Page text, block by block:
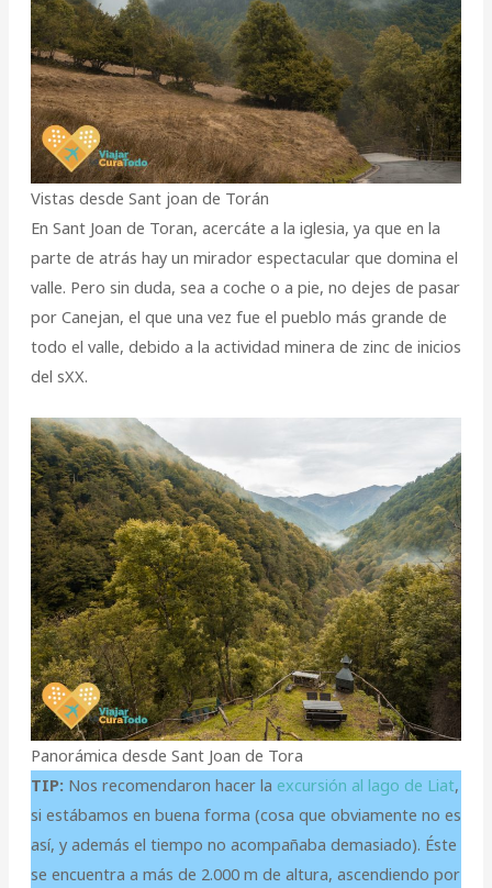
Vistas desde Sant joan de Torán
En Sant Joan de Toran, acercáte a la iglesia, ya que en la
parte de atrás hay un mirador espectacular que domina el
valle. Pero sin duda, sea a coche o a pie, no dejes de pasar
por Canejan, el que una vez fue el pueblo más grande de
todo el valle, debido a la actividad minera de zinc de inicios
del sXX.
Panorámica desde Sant Joan de Tora
TIP: Nos recomendaron hacer la excursión al lago de Liat,
si estábamos en buena forma (cosa que obviamente no es
así, y además el tiempo no acompañaba demasiado). Éste
se encuentra a más de 2.000 m de altura, ascendiendo por